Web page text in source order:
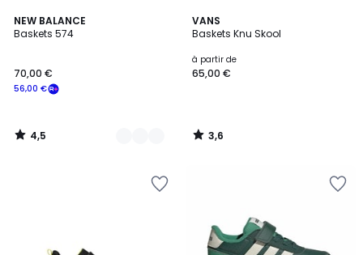
NEW BALANCE
Baskets 574
56,00 €
70,00 €
4,5
/ 5
3
Couleurs
4,5
/
VANS
Baskets Knu Skool
à partir de
65,00 €
3,6
/ 5
3,6
/